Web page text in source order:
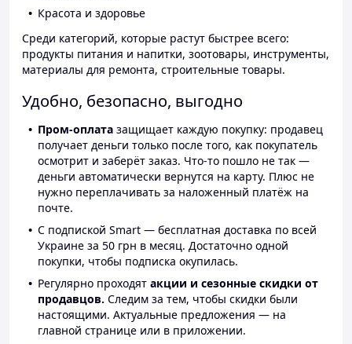
Красота и здоровье
Среди категорий, которые растут быстрее всего:
продукты питания и напитки, зоотовары, инструменты,
материалы для ремонта, строительные товары.
Удобно, безопасно, выгодно
Пром-оплата защищает каждую покупку: продавец
получает деньги только после того, как покупатель
осмотрит и заберёт заказ. Что-то пошло не так —
деньги автоматически вернутся на карту. Плюс не
нужно переплачивать за наложенный платёж на
почте.
С подпиской Smart — бесплатная доставка по всей
Украине за 50 грн в месяц. Достаточно одной
покупки, чтобы подписка окупилась.
Регулярно проходят акции и сезонные скидки от
продавцов. Следим за тем, чтобы скидки были
настоящими. Актуальные предложения — на
главной странице или в приложении.